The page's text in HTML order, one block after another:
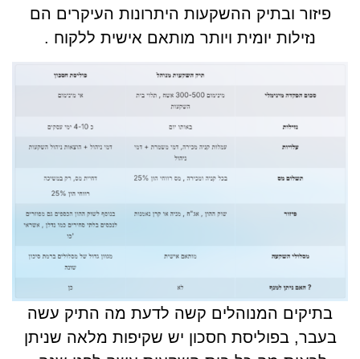
פיזור ובתיק ההשקעות היתרונות העיקרים הם
נזילות יומית ויותר מותאם אישית ללקוח .
בתיקים המנוהלים קשה לדעת מה התיק עשה
בעבר, בפוליסת חסכון יש שקיפות מלאה שניתן